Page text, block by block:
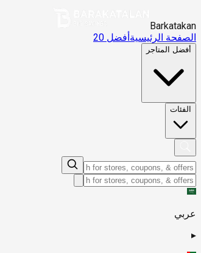
Barkatakan
الصفحة الرئيسيةأفضل 20
أفضل المتاجر
الفئات
عربي
▸